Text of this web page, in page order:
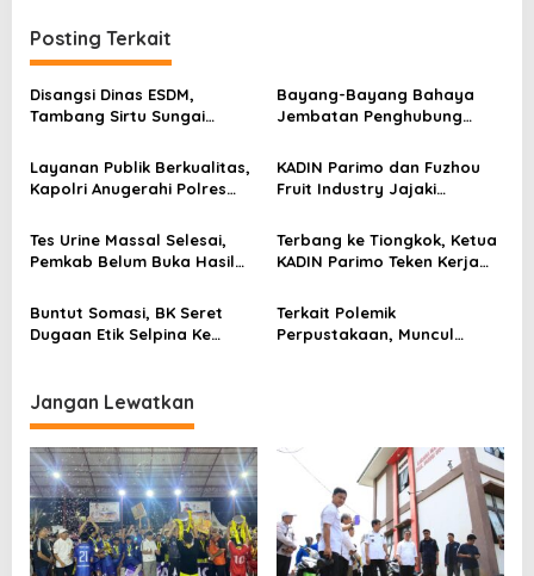
i
g
a
s
i
p
s
Posting Terkait
Disangsi Dinas ESDM,
Tambang Sirtu Sungai
Beban
Bayang-Bayang Bahaya
Jembatan Penghubung
Layanan Publik Berkualitas,
Kapolri Anugerahi Polres
Prima
KADIN Parimo dan Fuzhou
Fruit Industry Jajaki
ke Pasar Tiongkok
Tes Urine Massal Selesai,
Pemkab Belum Buka Hasil
Terbang ke Tiongkok, Ketua
KADIN Parimo Teken Kerja
Durian
Buntut Somasi, BK Seret
Dugaan Etik Selpina Ke
Terkait Polemik
Perpustakaan, Muncul
Jangan Lewatkan